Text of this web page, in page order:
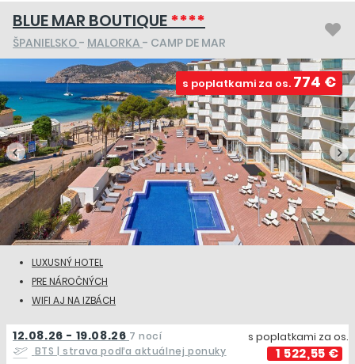
BLUE MAR BOUTIQUE****
ŠPANIELSKO- MALORKA - CAMP DE MAR
s poplatkami za os. 774 €
LUXUSNÝ HOTEL
PRE NÁROČNÝCH
WIFI AJ NA IZBÁCH
12.08.26 - 19.08.26 7 nocí
BTS| strava podľa aktuálnej ponuky
s poplatkami za os.
1 522,55 €